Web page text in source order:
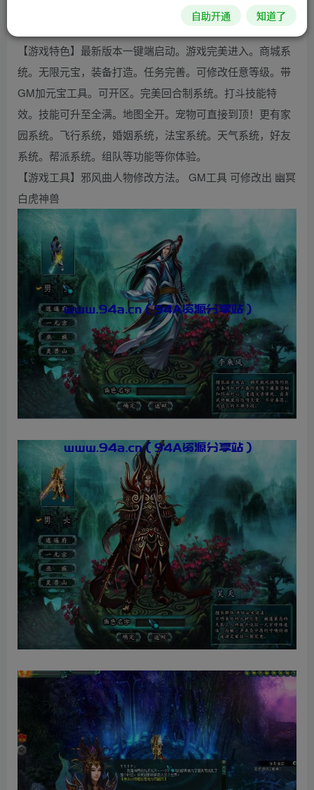
中国明朝的繁华，并同时再现耳熟能详的中国民间传统神
【游戏特色】最新版本一键端启动。游戏完美进入。商城系
统。无限元宝，装备打造。任务完善。可修改任意等级。带
GM加元宝工具。可开区。完美回合制系统。打斗技能特
效。技能可升至全满。地图全开。宠物可直接到顶！更有家
园系统。飞行系统，婚姻系统，法宝系统。天气系统，好友
系统。帮派系统。组队等功能等你体验。
【游戏工具】邪风曲人物修改方法。 GM工具 可修改出 幽冥
白虎神兽
自助开通 知道了